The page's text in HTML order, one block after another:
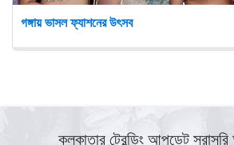
গঙ্গায় ভাসল ফ্যাশনের উৎসব
কলকাতার ট্রেন্ডিং আপডেট